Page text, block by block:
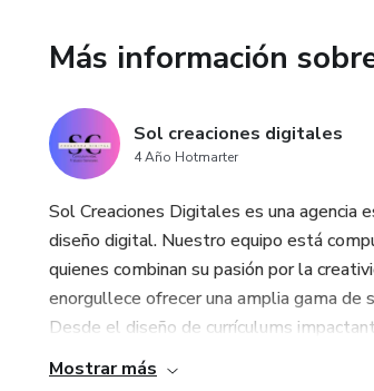
Más información
Sol creaciones digitales
4 Año Hotmarter
Sol Creaciones Digitales es una agencia
diseño digital. Nuestro equipo está
quienes combinan su pasión por la
enorgullece ofrecer una amplia gama de
Desde el diseño de currículums
Mostrar más